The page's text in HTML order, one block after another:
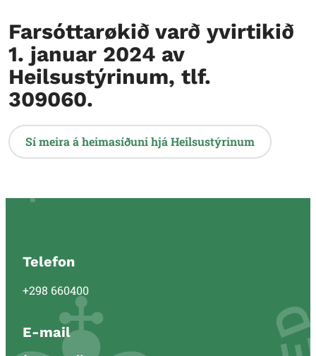
Farsóttarøkið varð yvirtikið
1. januar 2024 av
Heilsustýrinum, tlf.
309060.
Sí meira á heimasíðuni hjá Heilsustýrinum
Telefon
+298 660400
E-mail